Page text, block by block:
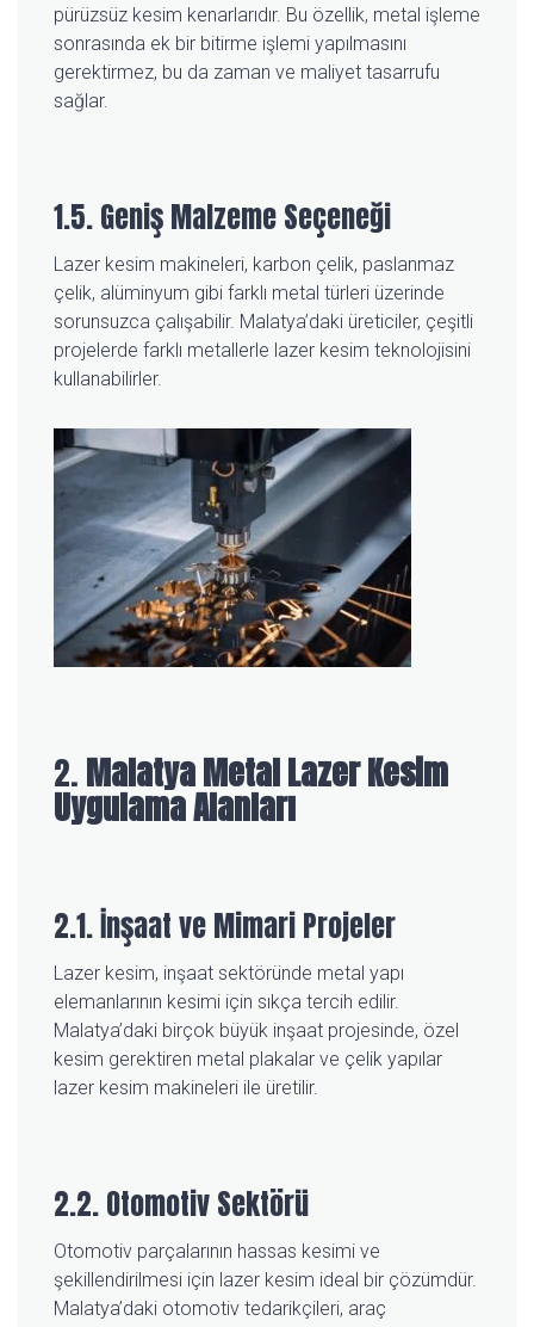
pürüzsüz kesim kenarlarıdır. Bu özellik, metal işleme
sonrasında ek bir bitirme işlemi yapılmasını
gerektirmez, bu da zaman ve maliyet tasarrufu
sağlar.
1.5. Geniş Malzeme Seçeneği
Lazer kesim makineleri, karbon çelik, paslanmaz
çelik, alüminyum gibi farklı metal türleri üzerinde
sorunsuzca çalışabilir. Malatya’daki üreticiler, çeşitli
projelerde farklı metallerle lazer kesim teknolojisini
kullanabilirler.
2.Malatya Metal Lazer Kesim
Uygulama Alanları
2.1. İnşaat ve Mimari Projeler
Lazer kesim, inşaat sektöründe metal yapı
elemanlarının kesimi için sıkça tercih edilir.
Malatya’daki birçok büyük inşaat projesinde, özel
kesim gerektiren metal plakalar ve çelik yapılar
lazer kesim makineleri ile üretilir.
2.2. Otomotiv Sektörü
Otomotiv parçalarının hassas kesimi ve
şekillendirilmesi için lazer kesim ideal bir çözümdür.
Malatya’daki otomotiv tedarikçileri, araç